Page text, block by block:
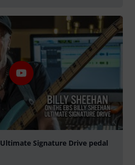
Signature Drive pedal